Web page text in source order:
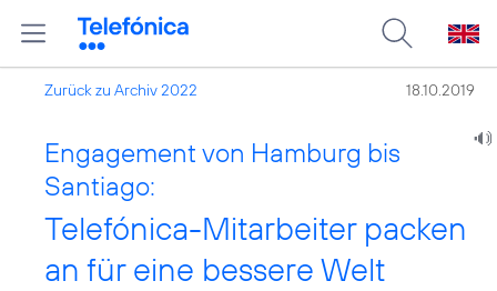
Zurück zu Archiv 2022 18.10.2019
Engagement von Hamburg bis
Santiago:
Telefónica-Mitarbeiter packen
an für eine bessere Welt